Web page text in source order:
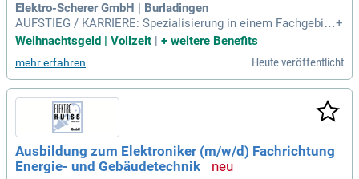
Elektro-Scherer GmbH | Burladingen
AUFSTIEG / KARRIERE: Spezialisierung in einem Fachgebie
t; Bauleitende*r Obermonteur*in; Technische*r Fachwirt*in;
aster Professional.
+
Weihnachtsgeld | Vollzeit
+ weitere Benefits
mehr erfahren Heute veröffentlicht
Ausbildung zum Elektroniker (m/w/d) Fachrichtung
Energie- und Gebäudetechnik